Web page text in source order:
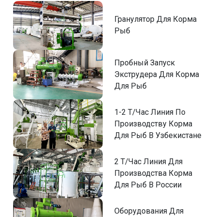
Гранулятор Для Корма
Рыб
Пробный Запуск
Экструдера Для Корма
Для Рыб
1-2 Т/Час Линия По
Производству Корма
Для Рыб В Узбекистане
2 Т/Час Линия Для
Производства Корма
Для Рыб В России
Оборудования Для